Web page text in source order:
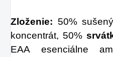
Zloženie: 50% sušený
koncentrát, 50%
EAA esenciálne